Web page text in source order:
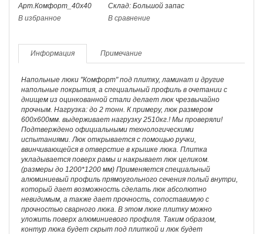
Арт.Комфорт_40х40
Склад: Большой запас
В избранное
В сравнение
Информация Примечание
Напольные люки "Комфорт" под плитку, ламинат и другие
напольные покрытия, а специальный профиль в очетании с
днищем из оцинкованной стали делает люк чрезвычайно
прочным. Нагрузка: до 2 тонн. К примеру, люк размером
600х600мм. выдерживает нагрузку 2510кг.! Мы проверяли!
Подтверждено официальными технологическими
испытаниями. Люк открывается с помощью ручки,
ввинчивающейся в отверстие в крышке люка. Плитка
укладывается поверх рамы и накрывает люк целиком.
(размеры до 1200*1200 мм) Применяется специальный
алюминиевый профиль прямоугольного сечения полый внутри,
который дает возможность сделать люк абсолютно
невидимым, а также дает прочность, сопоставимую с
прочностью сварного люка. В этом люке плитку можно
уложить поверх алюминиевого профиля. Таким образом,
контур люка будет скрыт под плиткой и люк будет